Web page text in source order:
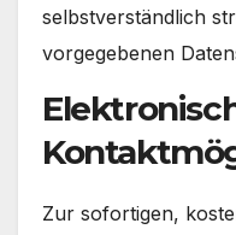
selbstverständlich
vorgegebenen
Zur sofortigen,